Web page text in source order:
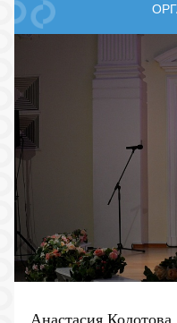
Анастасия